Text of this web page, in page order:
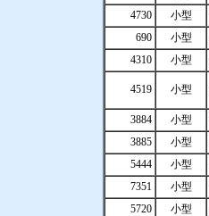
4730
小型
690
小型
4310
小型
4519 小型
3884 小型
3885
小型
5444
小型
7351
小型
5720
小型